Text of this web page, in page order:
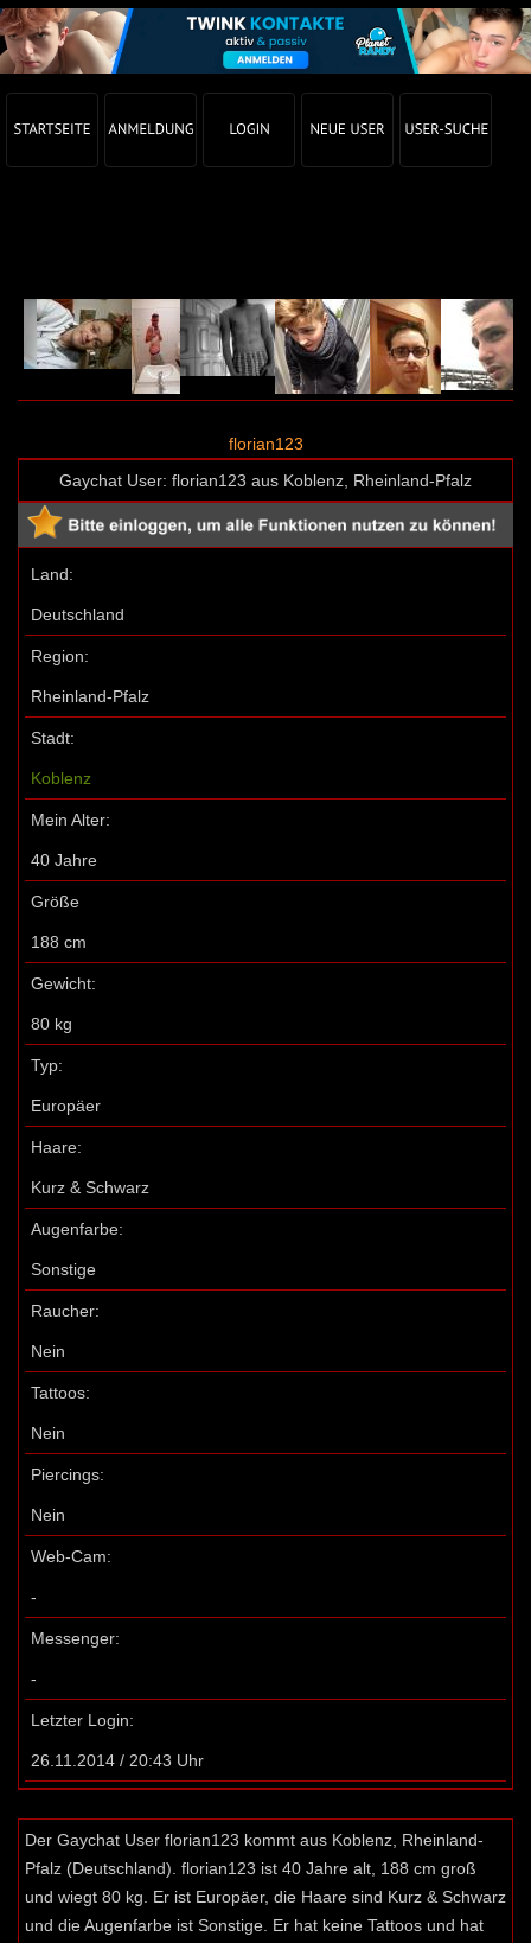
florian123
Gaychat User: florian123 aus Koblenz, Rheinland-Pfalz
Land:
Deutschland
Region:
Rheinland-Pfalz
Stadt:
Koblenz
Mein Alter:
40 Jahre
Größe
188 cm
Gewicht:
80 kg
Typ:
Europäer
Haare:
Kurz & Schwarz
Augenfarbe:
Sonstige
Raucher:
Nein
Tattoos:
Nein
Piercings:
Nein
Web-Cam:
-
Messenger:
-
Letzter Login:
26.11.2014 / 20:43 Uhr
Der Gaychat User florian123 kommt aus Koblenz, Rheinland-
Pfalz (Deutschland). florian123 ist 40 Jahre alt, 188 cm groß
und wiegt 80 kg. Er ist Europäer, die Haare sind Kurz & Schwarz
und die Augenfarbe ist Sonstige. Er hat keine Tattoos und hat